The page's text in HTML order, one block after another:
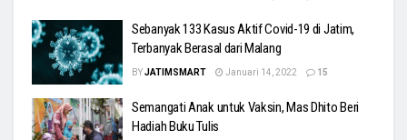
Sebanyak 133 Kasus Aktif Covid-19 di Jatim,
Terbanyak Berasal dari Malang
BYJATIMSMART Januari 14, 2022 15
Semangati Anak untuk Vaksin, Mas Dhito Beri
Hadiah Buku Tulis